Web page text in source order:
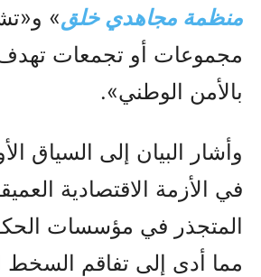
منظمة مجاهدي خلق»
مجموعات أو تجمعات تهدف
بالأمن الوطني».
وأشار البيان إلى السياق
في الأزمة الاقتصادية
المتجذر في مؤسسات
مما أدى إلى تفاقم